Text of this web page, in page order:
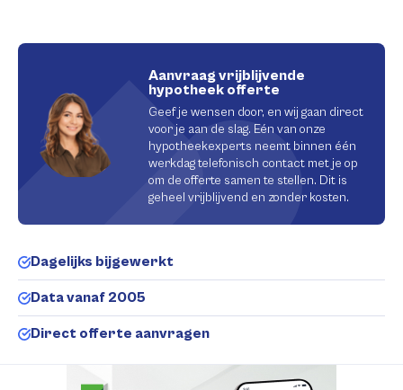
Aanvraag vrijblijvende
hypotheek offerte
Geef je wensen door, en wij gaan direct
voor je aan de slag. Eén van onze
hypotheekexperts neemt binnen één
werkdag telefonisch contact met je op
om de offerte samen te stellen. Dit is
geheel vrijblijvend en zonder kosten.
Dagelijks bijgewerkt
Data vanaf 2005
Direct offerte aanvragen